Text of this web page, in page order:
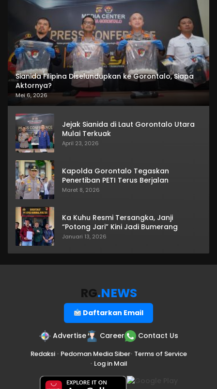
Sianida Filipina Diselundupkan ke Gorontalo, Siapa
Aktornya?
Mei 6, 2026
Jejak Sianida di Laut Gorontalo Utara
Mulai Terkuak
April 23, 2026
Kapolda Gorontalo Tegaskan
Penertiban PETI Terus Berjalan
Maret 8, 2026
Ka Kuhu Resmi Tersangka, Janji
“Potong Jari” Kini Jadi Bumerang
Januari 13, 2026
RG.NEWS
Daftarkan Email
Advertise Career Contact Us
Redaksi• Pedoman Media Siber• Terms of Service
• Log in Mail